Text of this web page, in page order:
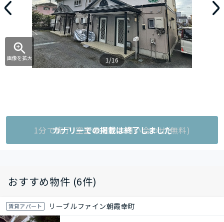
画像を拡大 1/16
1分で完了!空室状況をお問い合わせ(無料)
カナリーでの掲載は終了しました
おすすめ物件 (6件)
賃貸アパート リーブルファイン朝霞幸町